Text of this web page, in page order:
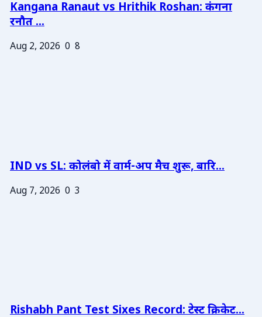
Kangana Ranaut vs Hrithik Roshan: कंगना
रनौत ...
Aug 2, 2026 0 8
IND vs SL: कोलंबो में वार्म-अप मैच शुरू, बारि...
Aug 7, 2026 0 3
Rishabh Pant Test Sixes Record: टेस्ट क्रिकेट...